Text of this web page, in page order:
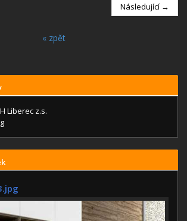
Následující →
« zpět
Liberec z.s.